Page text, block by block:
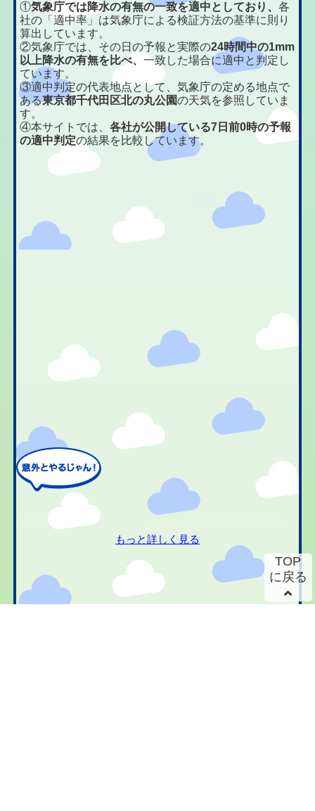
①気象庁では降水の有無の一致を適中としており、各
社の「適中率」は気象庁による検証方法の基準に則り
算出しています。
②気象庁では、その日の予報と実際の24時間中の1mm
以上降水の有無を比べ、一致した場合に適中と判定し
ています。
③適中判定の代表地点として、気象庁の定める地点で
ある東京都千代田区北の丸公園の天気を参照していま
す。
④本サイトでは、各社が公開している7日前0時の予報
の適中判定の結果を比較しています。
もっと詳しく見る
TOP
に戻る